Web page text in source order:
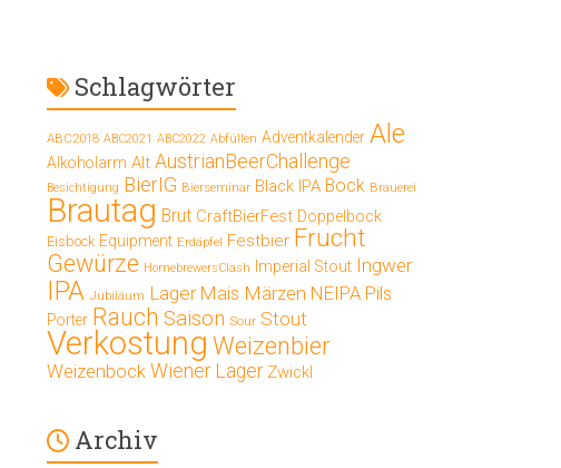
Schlagwörter
ABC2018 ABC2021 ABC2022 Abfüllen Adventkalender Ale
Alkoholarm Alt AustrianBeerChallenge
Besichtigung BierIG Bierseminar Black IPA Bock Brauerei
Brautag Brut CraftBierFest Doppelbock
Eisbock Equipment Erdäpfel Festbier Frucht
Gewürze HomebrewersClash Imperial Stout Ingwer
IPA Jubiläum Lager Mais Märzen NEIPA Pils
Porter Rauch Saison Sour Stout
Verkostung Weizenbier
Weizenbock Wiener Lager Zwickl
Archiv